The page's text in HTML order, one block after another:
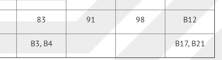
83 91 98 В12
В3, В4 В17, В21